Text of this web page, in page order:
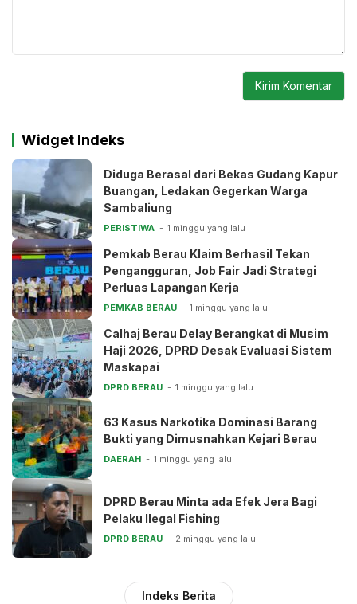
Widget Indeks
Diduga Berasal dari Bekas Gudang Kapur
Buangan, Ledakan Gegerkan Warga
Sambaliung
PERISTIWA 1 minggu yang lalu
Pemkab Berau Klaim Berhasil Tekan
Pengangguran, Job Fair Jadi Strategi
Perluas Lapangan Kerja
PEMKAB BERAU 1 minggu yang lalu
Calhaj Berau Delay Berangkat di Musim
Haji 2026, DPRD Desak Evaluasi Sistem
Maskapai
DPRD BERAU 1 minggu yang lalu
63 Kasus Narkotika Dominasi Barang
Bukti yang Dimusnahkan Kejari Berau
DAERAH 1 minggu yang lalu
DPRD Berau Minta ada Efek Jera Bagi
Pelaku Ilegal Fishing
DPRD BERAU 2 minggu yang lalu
Indeks Berita